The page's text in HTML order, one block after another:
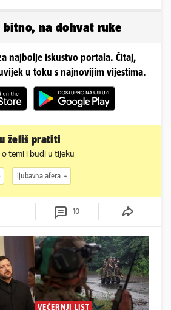
bitno, na dohvat ruke
najbolje iskustvo portala. Čitaj,
u toku s najnovijim vijestima.
želiš pratiti
temi i budi u tijeku
ljubavna afera
10